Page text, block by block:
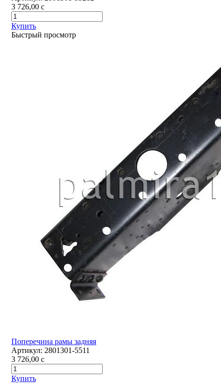
3 726,00 c
Купить
Быстрый просмотр
Поперечина рамы задняя
Артикул: 2801301-5511
3 726,00 c
Купить